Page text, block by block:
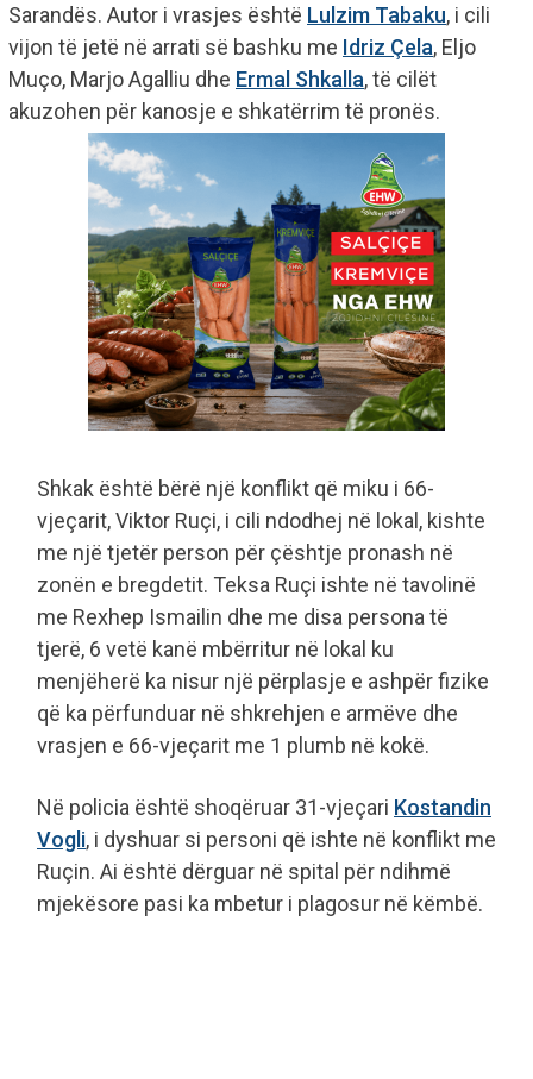
Sarandës. Autor i vrasjes është Lulzim Tabaku, i cili
vijon të jetë në arrati së bashku me Idriz Çela, Eljo
Muço, Marjo Agalliu dhe Ermal Shkalla, të cilët
akuzohen për kanosje e shkatërrim të pronës.
Shkak është bërë një konflikt që miku i 66-
vjeçarit, Viktor Ruçi, i cili ndodhej në lokal, kishte
me një tjetër person për çështje pronash në
zonën e bregdetit. Teksa Ruçi ishte në tavolinë
me Rexhep Ismailin dhe me disa persona të
tjerë, 6 vetë kanë mbërritur në lokal ku
menjëherë ka nisur një përplasje e ashpër fizike
që ka përfunduar në shkrehjen e armëve dhe
vrasjen e 66-vjeçarit me 1 plumb në kokë.
Në policia është shoqëruar 31-vjeçari Kostandin
Vogli, i dyshuar si personi që ishte në konflikt me
Ruçin. Ai është dërguar në spital për ndihmë
mjekësore pasi ka mbetur i plagosur në këmbë.